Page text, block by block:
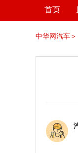
首页
中华网汽车＞